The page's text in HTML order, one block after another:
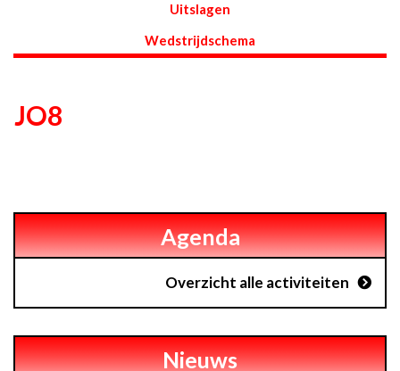
Uitslagen
Wedstrijdschema
JO8
Agenda
Overzicht alle activiteiten
Nieuws